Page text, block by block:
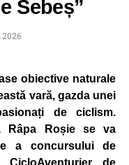
Sebeș”
obiective naturale
vară, gazda unei
de ciclism.
Râpa Roșie se va
a concursului de
de